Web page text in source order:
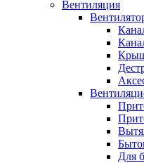
Вентиляция
Для